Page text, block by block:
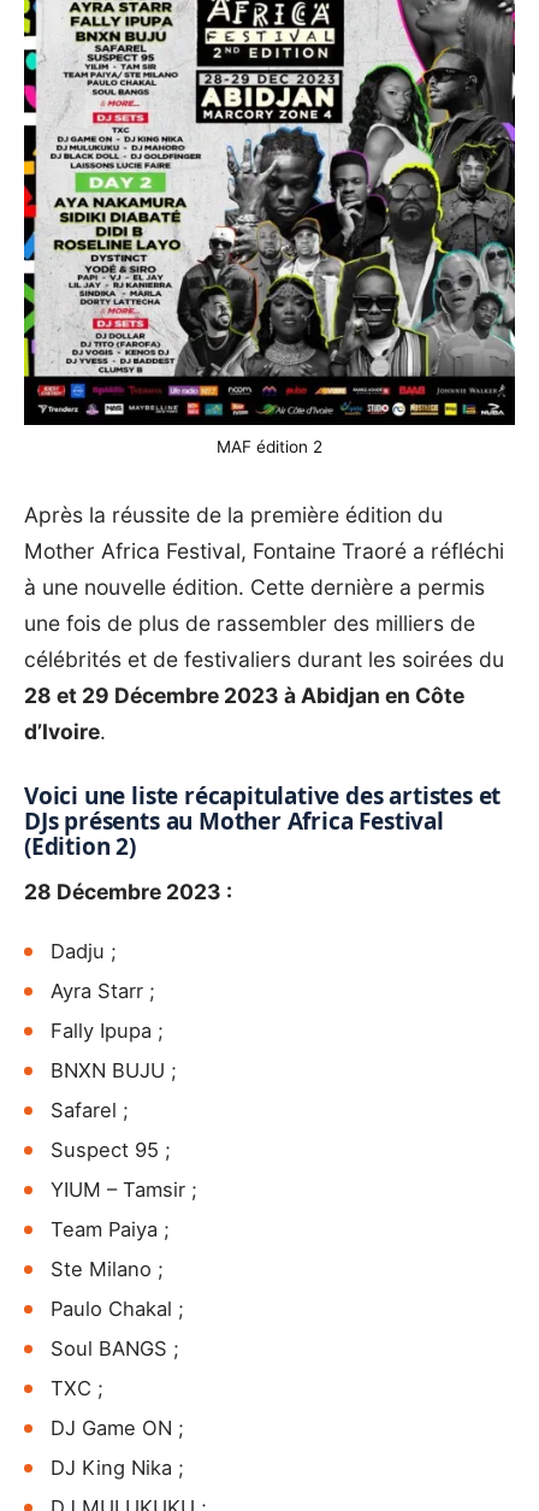
MAF édition 2
Après la réussite de la première édition du
Mother Africa Festival, Fontaine Traoré a réfléchi
à une nouvelle édition. Cette dernière a permis
une fois de plus de rassembler des milliers de
célébrités et de festivaliers durant les soirées du
28 et 29 Décembre 2023 à Abidjan en Côte
d’Ivoire.
Voici une liste récapitulative des artistes et
DJs présents au Mother Africa Festival
(Edition 2)
28 Décembre 2023 :
Dadju ;
Ayra Starr ;
Fally Ipupa ;
BNXN BUJU ;
Safarel ;
Suspect 95 ;
YIUM – Tamsir ;
Team Paiya ;
Ste Milano ;
Paulo Chakal ;
Soul BANGS ;
TXC ;
DJ Game ON ;
DJ King Nika ;